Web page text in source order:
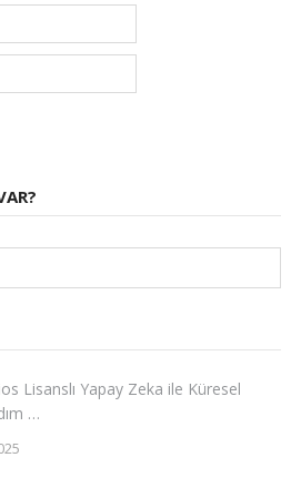
Lisanslı Yapay Zeka ile Küresel
…